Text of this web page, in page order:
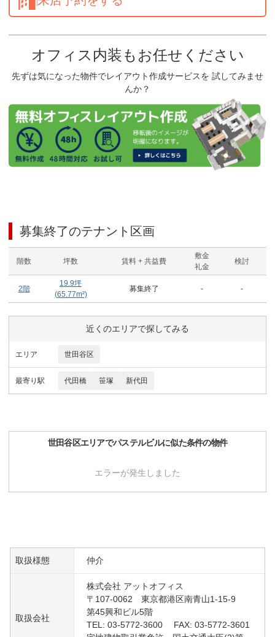
オフィス内装もお任せください
先ずは気になった物件でレイアウト作成サービスを 試してみませ
んか？
募集終了のテナント区画
階数 坪数 賃料 + 共益費
敷金
礼金
検討
2階
19.9坪
(65.77m²)
募集終了 - -
近くのエリアで探してみる
エリア 世田谷区
最寄り駅 代田橋 笹塚 新代田
世田谷区エリアでパステルビルに似た条件の物件
エラーが発生しました
取扱様態 仲介
取扱会社
株式会社 アットオフィス
〒107-0062 東京都港区南青山1-15-9
第45興和ビル5階
TEL: 03-5772-3600 FAX: 03-5772-3601